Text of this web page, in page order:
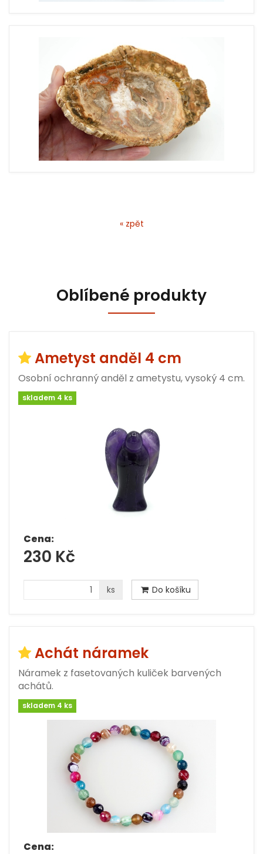
« zpět
Oblíbené produkty
Ametyst anděl 4 cm
Osobní ochranný anděl z ametystu, vysoký 4 cm.
skladem 4 ks
Cena:
230 Kč
ks Do košíku
Achát náramek
Náramek z fasetovaných kuliček barvených
achátů.
skladem 4 ks
Cena: